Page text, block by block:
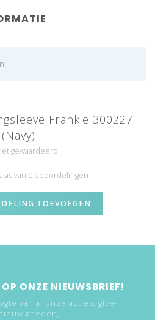
Frankie 300227
(Navy)
gewaardeerd
van 0 beoordelingen
TOEVOEGEN
ONZE NIEUWSBRIEF!
van al onze acties, give-